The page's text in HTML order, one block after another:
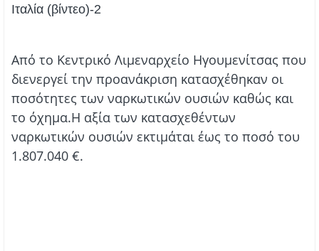
Από το Κεντρικό Λιμεναρχείο Ηγουμενίτσας που
διενεργεί την προανάκριση κατασχέθηκαν οι
ποσότητες των ναρκωτικών ουσιών καθώς και
το όχημα.Η αξία των κατασχεθέντων
ναρκωτικών ουσιών εκτιμάται έως το ποσό του
1.807.040 €.